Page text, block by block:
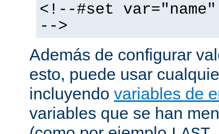
<!--#set
-->
Además de configurar
esto, puede usar
incluyendo variables de
variables que se han